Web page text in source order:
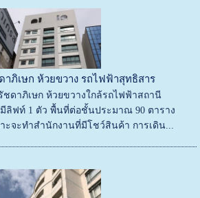
าภิเษก ห้วยขวาง รถไฟฟ้าสุทธิสาร
ดาภิเษก ห้วยขวางใกล้รถไฟฟ้าสถานี
ลิฟท์ 1 ตัว พื้นที่ต่อชั้นประมาณ 90 ตาราง
ะจะทำสำนักงานที่มีโชว์สินค้า การเดิน...